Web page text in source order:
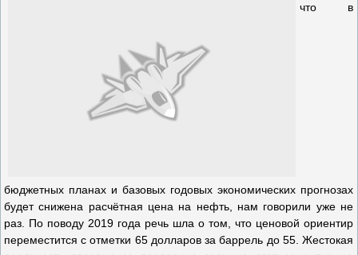
что в
бюджетных планах и базовых годовых экономических прогнозах
будет снижена расчётная цена на нефть, нам говорили уже не
раз. По поводу 2019 года речь шла о том, что ценовой ориентир
переместится с отметки 65 долларов за баррель до 55. Жестокая